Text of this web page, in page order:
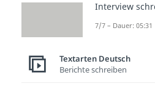
Es ist
passende
Die
den
deiner
Interview
7/7 – Dauer: 05:31
Textarten Deutsch
Berichte schreiben